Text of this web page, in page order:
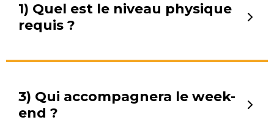
1) Quel est le niveau physique
requis ?
des jeunes en bonne santé, pratiquant une
activité sportive régulière. Il nécessite de
3) Qui accompagnera le week-
end ?